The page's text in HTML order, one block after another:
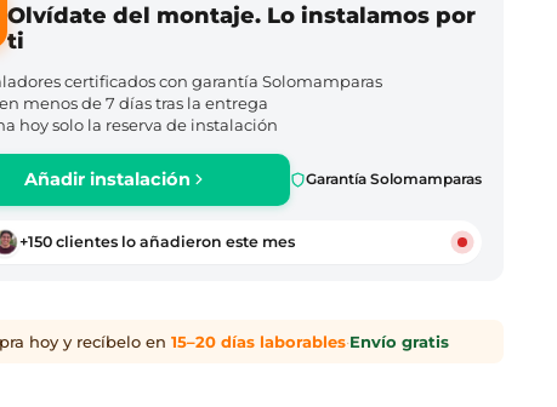
Olvídate del montaje. Lo instalamos por
ti
certificados con garantía Solomamparas
menos de 7 días tras la entrega
hoy solo la reserva de instalación
Añadir instalación Garantía Solomamparas
+150 clientes lo añadieron este mes
hoy y recíbelo en 15–20 días laborables·Envío gratis